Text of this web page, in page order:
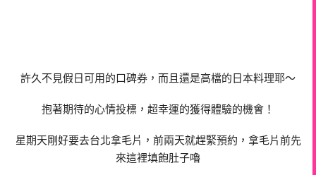
許久不見假日可用的口碑券，而且還是高檔的日本料理耶～
抱著期待的心情投標，超幸運的獲得體驗的機會！
星期天剛好要去台北拿毛片，前兩天就趕緊預約，拿毛片前先
來這裡填飽肚子嚕